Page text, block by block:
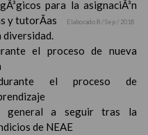
para la asignaciÃ³n
y tutorÃ­as
Elaborado 8 / Sep / 2018
diversidad.
el proceso de nueva
durante el proceso de
general a seguir tras la
de NEAE